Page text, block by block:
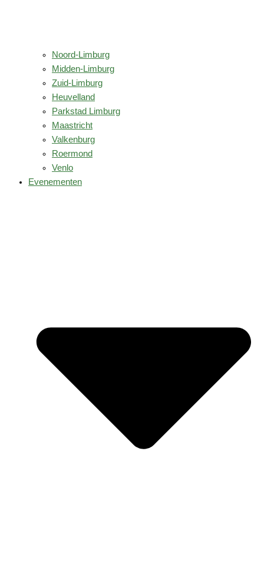
Noord-Limburg
Midden-Limburg
Zuid-Limburg
Heuvelland
Parkstad Limburg
Maastricht
Valkenburg
Roermond
Venlo
Evenementen